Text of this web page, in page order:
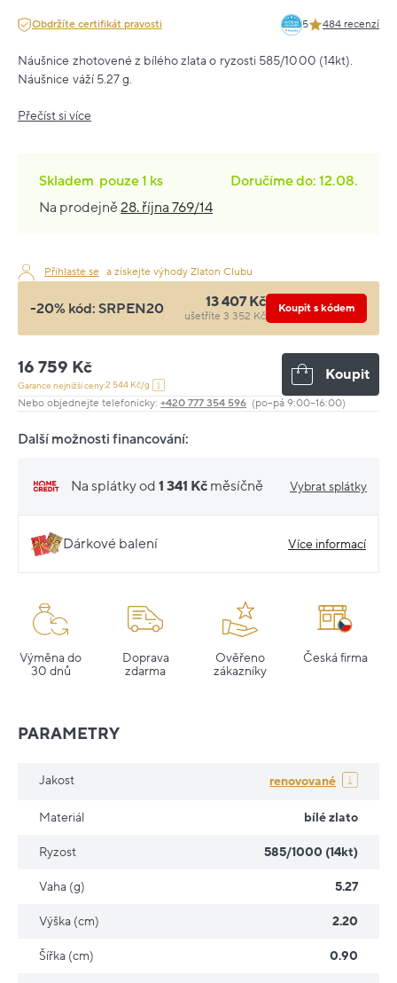
Obdržíte certifikát pravosti 5 484 recenzí
Náušnice zhotovené z bílého zlata o ryzosti 585/1000 (14kt).
Náušnice váží 5.27 g.
Přečíst si více
Skladem pouze1 ks
Doručíme do: 12.08.
Na prodejně28. října 769/14
Přihlaste se a získejte výhody Zlaton Clubu
-20% kód: SRPEN20 13 407 Kč
ušetříte 3 352 Kč
Koupit s kódem
16 759 Kč
Garance nejnižší ceny:2 544 Kč/g
Koupit
Nebo objednejte telefonicky: +420 777 354 596 (po–pá 9:00–16:00)
Další možnosti financování:
Na splátky od 1 341 Kč měsíčně Vybrat splátky
Dárkové balení Více informací
Výměna do
30 dnů
Doprava
zdarma
Ověřeno
zákazníky
Česká firma
PARAMETRY
Jakost renovované
Materiál bílé zlato
Ryzost 585/1000 (14kt)
Vaha (g) 5.27
Výška (cm) 2.20
Šířka (cm) 0.90